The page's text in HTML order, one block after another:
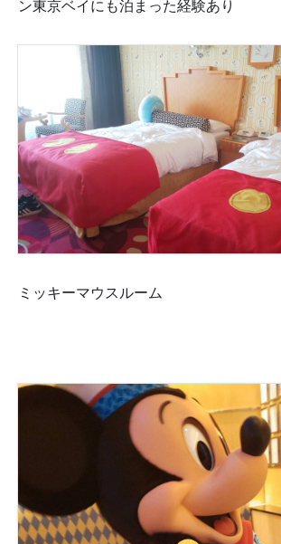
ン東京ベイにも泊まった経験あり🏨✨✨
ミッキーマウスルーム